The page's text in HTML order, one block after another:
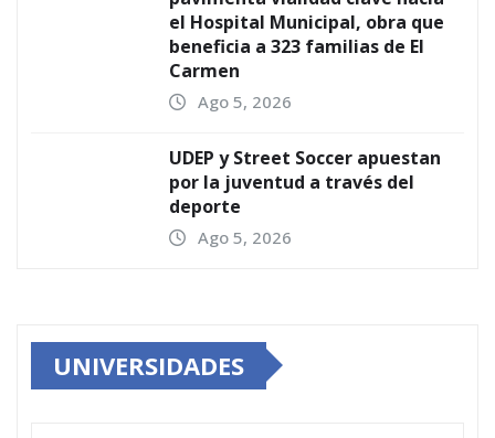
el Hospital Municipal, obra que
beneficia a 323 familias de El
Carmen
Ago 5, 2026
UDEP y Street Soccer apuestan
por la juventud a través del
deporte
Ago 5, 2026
UNIVERSIDADES